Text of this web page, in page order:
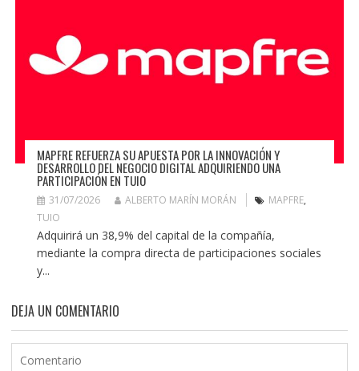
MAPFRE REFUERZA SU APUESTA POR LA INNOVACIÓN Y
DESARROLLO DEL NEGOCIO DIGITAL ADQUIRIENDO UNA
PARTICIPACIÓN EN TUIO
31/07/2026 ALBERTO MARÍN MORÁN MAPFRE,
TUIO
Adquirirá un 38,9% del capital de la compañía,
mediante la compra directa de participaciones sociales
y...
DEJA UN COMENTARIO